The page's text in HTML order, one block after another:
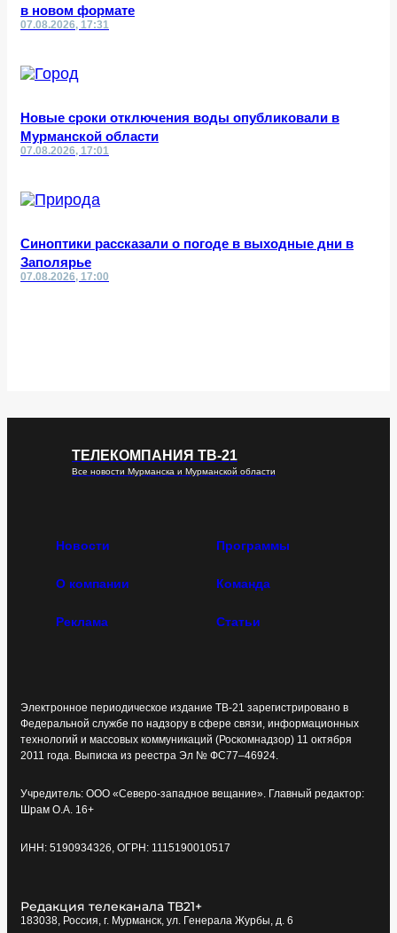
в новом формате
07.08.2026, 17:31
Новые сроки отключения воды опубликовали в
Мурманской области
07.08.2026, 17:01
Синоптики рассказали о погоде в выходные дни в
Заполярье
07.08.2026, 17:00
ТЕЛЕКОМПАНИЯ ТВ-21
Все новости Мурманска и Мурманской области
Новости Программы
О компании Команда
Реклама Статьи
Электронное периодическое издание ТВ-21 зарегистрировано в
Федеральной службе по надзору в сфере связи, информационных
технологий и массовых коммуникаций (Роскомнадзор) 11 октября
2011 года. Выписка из реестра Эл № ФС77–46924.
Учредитель: ООО «Северо-западное вещание». Главный редактор:
Шрам О.А. 16+
ИНН: 5190934326, ОГРН: 1115190010517
Редакция телеканала ТВ21+
183038, Россия, г. Мурманск, ул. Генерала Журбы, д. 6